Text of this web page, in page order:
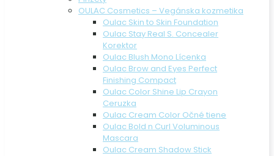
OULAC Cosmetics – Vegánska kozmetika
Oulac Skin to Skin Foundation
Oulac Stay Real S. Concealer
Korektor
Oulac Blush Mono Lícenka
Oulac Brow and Eyes Perfect
Finishing Compact
Oulac Color Shine Lip Crayon
Ceruzka
Oulac Cream Color Očné tiene
Oulac Bold n Curl Voluminous
Mascara
Oulac Cream Shadow Stick